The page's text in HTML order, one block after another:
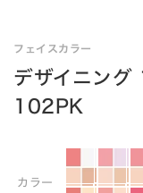
フェイスカラー
デザイニング
102PK
カラー